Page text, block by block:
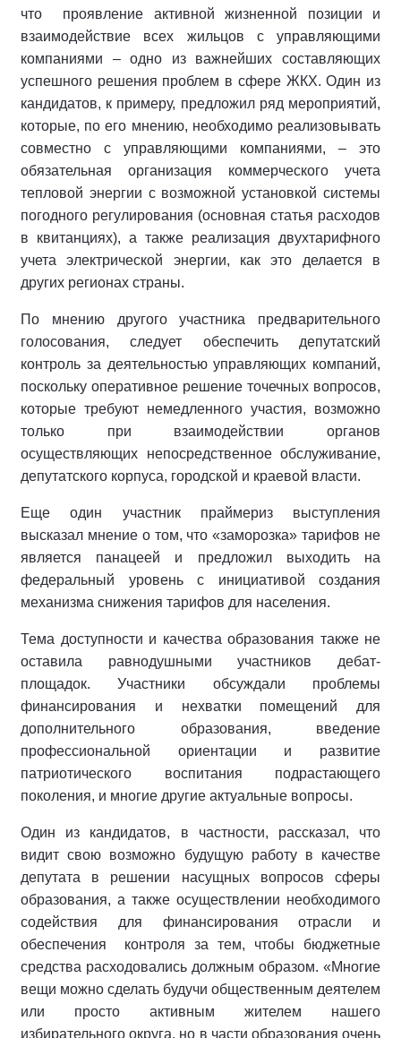
что проявление активной жизненной позиции и
взаимодействие всех жильцов с управляющими
компаниями – одно из важнейших составляющих
успешного решения проблем в сфере ЖКХ. Один из
кандидатов, к примеру, предложил ряд мероприятий,
которые, по его мнению, необходимо реализовывать
совместно с управляющими компаниями, – это
обязательная организация коммерческого учета
тепловой энергии с возможной установкой системы
погодного регулирования (основная статья расходов
в квитанциях), а также реализация двухтарифного
учета электрической энергии, как это делается в
других регионах страны.
По мнению другого участника предварительного
голосования, следует обеспечить депутатский
контроль за деятельностью управляющих компаний,
поскольку оперативное решение точечных вопросов,
которые требуют немедленного участия, возможно
только при взаимодействии органов
осуществляющих непосредственное обслуживание,
депутатского корпуса, городской и краевой власти.
Еще один участник праймериз выступления
высказал мнение о том, что «заморозка» тарифов не
является панацеей и предложил выходить на
федеральный уровень с инициативой создания
механизма снижения тарифов для населения.
Тема доступности и качества образования также не
оставила равнодушными участников дебат-
площадок. Участники обсуждали проблемы
финансирования и нехватки помещений для
дополнительного образования, введение
профессиональной ориентации и развитие
патриотического воспитания подрастающего
поколения, и многие другие актуальные вопросы.
Один из кандидатов, в частности, рассказал, что
видит свою возможно будущую работу в качестве
депутата в решении насущных вопросов сферы
образования, а также осуществлении необходимого
содействия для финансирования отрасли и
обеспечения контроля за тем, чтобы бюджетные
средства расходовались должным образом. «Многие
вещи можно сделать будучи общественным деятелем
или просто активным жителем нашего
избирательного округа, но в части образования очень